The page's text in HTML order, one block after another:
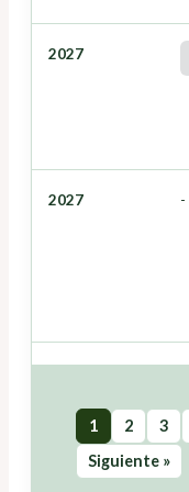
2027
2027 -
1 2 3
Siguiente »